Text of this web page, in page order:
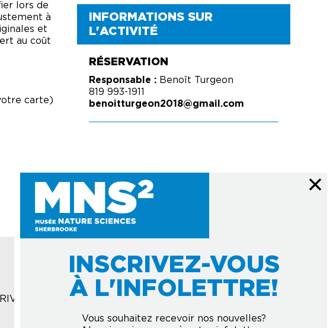
lors de
à
et
au coût
carte)
INFORMATIONS SUR
L'ACTIVITÉ
RÉSERVATION
Responsable : Benoît Turgeon
819 993-1911
benoitturgeon2018@gmail.com
INSCRIVEZ-VOUS
À L'INFOLETTRE!
Vous souhaitez recevoir nos nouvelles?
VOUS À L'INFOLETTRE
Courriel *